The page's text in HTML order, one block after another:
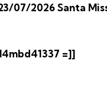
07/2026 Santa
=]]